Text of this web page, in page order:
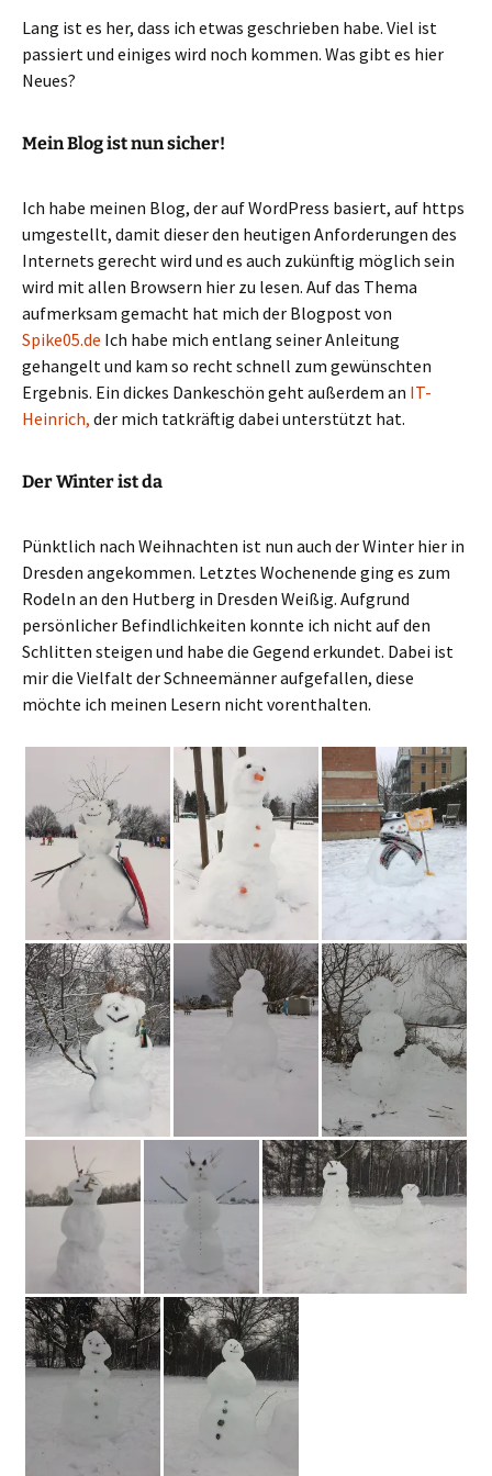
Lang ist es her, dass ich etwas geschrieben habe. Viel ist
passiert und einiges wird noch kommen. Was gibt es hier
Neues?
Mein Blog ist nun sicher!
Ich habe meinen Blog, der auf WordPress basiert, auf https
umgestellt, damit dieser den heutigen Anforderungen des
Internets gerecht wird und es auch zukünftig möglich sein
wird mit allen Browsern hier zu lesen. Auf das Thema
aufmerksam gemacht hat mich der Blogpost von
Spike05.de Ich habe mich entlang seiner Anleitung
gehangelt und kam so recht schnell zum gewünschten
Ergebnis. Ein dickes Dankeschön geht außerdem an IT-
Heinrich, der mich tatkräftig dabei unterstützt hat.
Der Winter ist da
Pünktlich nach Weihnachten ist nun auch der Winter hier in
Dresden angekommen. Letztes Wochenende ging es zum
Rodeln an den Hutberg in Dresden Weißig. Aufgrund
persönlicher Befindlichkeiten konnte ich nicht auf den
Schlitten steigen und habe die Gegend erkundet. Dabei ist
mir die Vielfalt der Schneemänner aufgefallen, diese
möchte ich meinen Lesern nicht vorenthalten.